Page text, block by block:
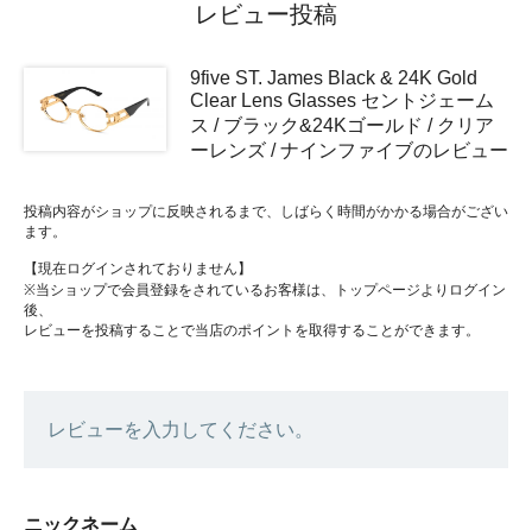
レビュー投稿
9five ST. James Black & 24K Gold
Clear Lens Glasses セントジェーム
ス / ブラック&24Kゴールド / クリア
ーレンズ / ナインファイブのレビュー
投稿内容がショップに反映されるまで、しばらく時間がかかる場合がござい
ます。
【現在ログインされておりません】
※当ショップで会員登録をされているお客様は、トップページよりログイン
後、
レビューを投稿することで当店のポイントを取得することができます。
レビューを入力してください。
ニックネーム